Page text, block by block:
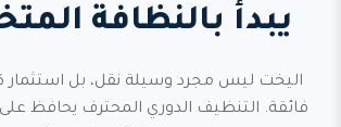
يبدأ بالنظافة
اليخت ليس مجرد وسيلة نقل، بل استثمار
فائقة. التنظيف الدوري المحترف يحافظ